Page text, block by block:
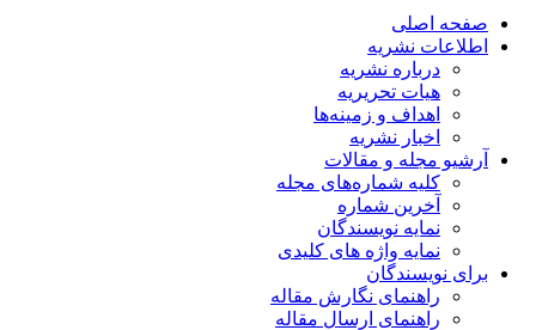
صفحه اصلی
اطلاعات نشریه
درباره نشریه
هیات تحریریه
اهداف و زمینه‌ها
اخبار نشریه
آرشیو مجله و مقالات
کلیه شماره‌های مجله
آخرین شماره
نمایه نویسندگان
نمایه واژه های کلیدی
برای نویسندگان
راهنمای نگارش مقاله
راهنمای ارسال مقاله